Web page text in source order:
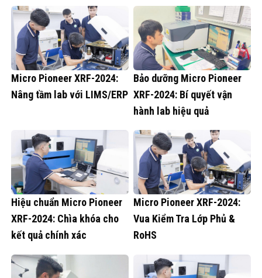
Micro Pioneer XRF-2024:
Nâng tầm lab với LIMS/ERP
Bảo dưỡng Micro Pioneer
XRF-2024: Bí quyết vận
hành lab hiệu quả
Hiệu chuẩn Micro Pioneer
XRF-2024: Chìa khóa cho
kết quả chính xác
Micro Pioneer XRF-2024:
Vua Kiểm Tra Lớp Phủ &
RoHS